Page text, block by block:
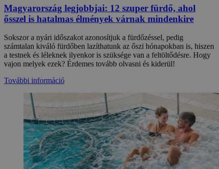
Magyarország legjobbjai: 12 szuper fürdő, ahol
ősszel is hatalmas élmények várnak mindenkire
Sokszor a nyári időszakot azonosítjuk a fürdőzéssel, pedig
számtalan kiváló fürdőben lazíthatunk az őszi hónapokban is, hiszen
a testnek és léleknek ilyenkor is szüksége van a feltöltődésre. Hogy
vajon melyek ezek? Érdemes tovább olvasni és kiderül!
További információ